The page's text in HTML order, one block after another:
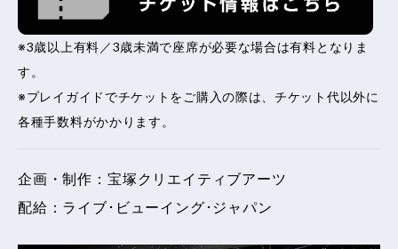
※3歳以上有料／3歳未満で座席が必要な場合は有料となりま
す。
※プレイガイドでチケットをご購入の際は、チケット代以外に
各種手数料がかかります。
企画・制作：宝塚クリエイティブアーツ
配給：ライブ･ビューイング･ジャパン